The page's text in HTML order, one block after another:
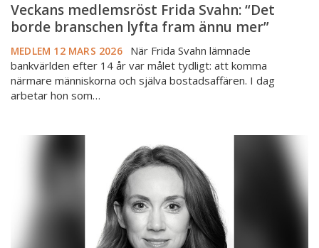
Veckans medlemsröst Frida Svahn: “Det
borde branschen lyfta fram ännu mer”
MEDLEM 12 MARS 2026
När Frida Svahn lämnade
bankvärlden efter 14 år var målet tydligt: att komma
närmare människorna och själva bostadsaffären. I dag
arbetar hon som…
Veckans